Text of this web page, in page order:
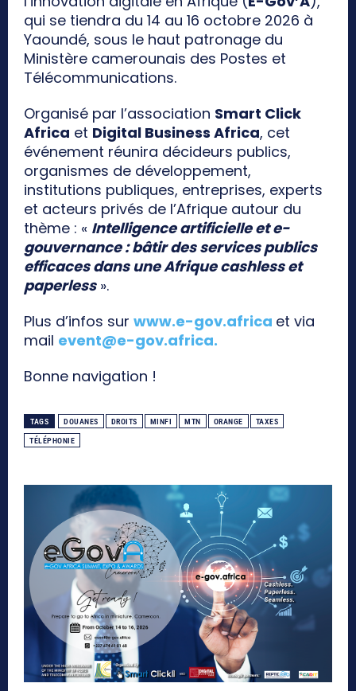
qui se tiendra du 14 au 16 octobre 2026 à
Yaoundé, sous le haut patronage du
Ministère camerounais des Postes et
Télécommunications.
Organisé par l’association Smart Click
Africa et Digital Business Africa, cet
événement réunira décideurs publics,
organismes de développement,
institutions publiques, entreprises, experts
et acteurs privés de l’Afrique autour du
thème : « Intelligence artificielle et e-
gouvernance : bâtir des services publics
efficaces dans une Afrique cashless et
paperless».
Plus d’infos sur www.e-gov.africa et via
mail event@e-gov.africa.
Bonne navigation !
TAGS DOUANES DROITS MINFI MTN ORANGE TAXES
TÉLÉPHONIE